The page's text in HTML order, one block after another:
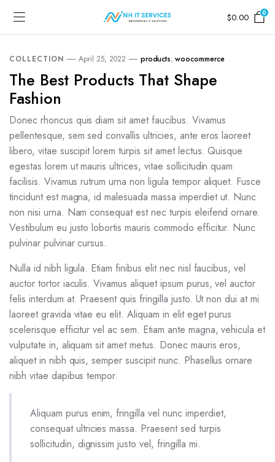
$0.00 0
COLLECTION April 25, 2022 products, woocommerce
The Best Products That Shape
Fashion
Donec rhoncus quis diam sit amet faucibus. Vivamus
pellentesque, sem sed convallis ultricies, ante eros laoreet
libero, vitae suscipit lorem turpis sit amet lectus. Quisque
egestas lorem ut mauris ultrices, vitae sollicitudin quam
facilisis. Vivamus rutrum urna non ligula tempor aliquet. Fusce
tincidunt est magna, id malesuada massa imperdiet ut. Nunc
non nisi urna. Nam consequat est nec turpis eleifend ornare.
Vestibulum eu justo lobortis mauris commodo efficitur. Nunc
pulvinar pulvinar cursus.
Nulla id nibh ligula. Etiam finibus elit nec nisl faucibus, vel
auctor tortor iaculis. Vivamus aliquet ipsum purus, vel auctor
felis interdum at. Praesent quis fringilla justo. Ut non dui at mi
laoreet gravida vitae eu elit. Aliquam in elit eget purus
scelerisque efficitur vel ac sem. Etiam ante magna, vehicula et
vulputate in, aliquam sit amet metus. Donec mauris eros,
aliquet in nibh quis, semper suscipit nunc. Phasellus ornare
nibh vitae dapibus tempor.
Aliquam purus enim, fringilla vel nunc imperdiet,
consequat ultricies massa. Praesent sed turpis
sollicitudin, dignissim justo vel, fringilla mi.